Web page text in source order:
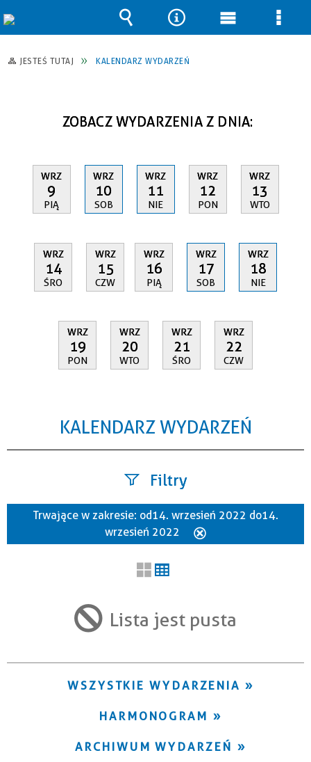
JESTEŚ TUTAJ KALENDARZ WYDARZEŃ
ZOBACZ WYDARZENIA Z DNIA:
WRZ
9
PIĄ
WRZ
10
SOB
WRZ
11
NIE
WRZ
12
PON
WRZ
13
WTO
WRZ
14
ŚRO
WRZ
15
CZW
WRZ
16
PIĄ
WRZ
17
SOB
WRZ
18
NIE
WRZ
19
PON
WRZ
20
WTO
WRZ
21
ŚRO
WRZ
22
CZW
KALENDARZ WYDARZEŃ
Filtry
Szukana fraza
Trwające w zakresie
Trwające w zakresie: od 14. wrzesień 2022 do 14.
wrzesień 2022
Lista jest pusta
WSZYSTKIE WYDARZENIA
HARMONOGRAM
ARCHIWUM WYDARZEŃ
Wyszukiwarka
Narzędzia
Menu Menu